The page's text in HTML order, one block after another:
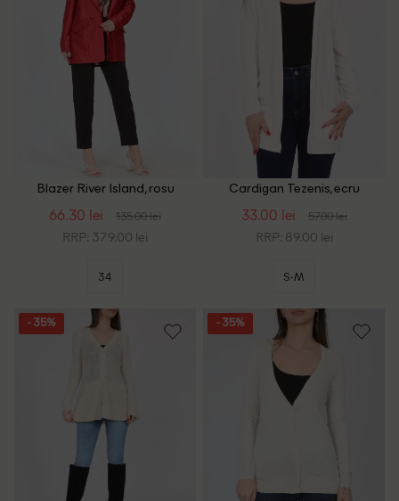
Blazer River Island, rosu
66.30 lei 135.00 lei
RRP: 379.00 lei
34
Cardigan Tezenis, ecru
33.00 lei 57.00 lei
RRP: 89.00 lei
S-M
- 35% - 35%